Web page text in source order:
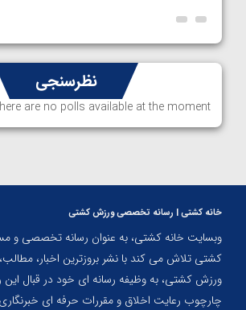
نظرسنجی
are no polls available at the moment.
خانه کشتی | رسانه تخصصی ورزش کشتی
وبسایت خانه کشتی، به عنوان رسانه تخصصی و
کشتی تلاش می کند با نشر بروزترین اخبار،
ورزش کشتی، به وظیفه رسانه ای خود در قبال این
چارچوب رعایت اخلاق و مقررات حرفه ای